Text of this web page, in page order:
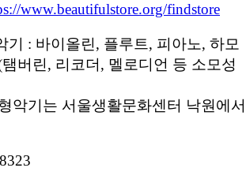
www.beautifulstore.org/findstore
기 : 바이올린, 플루트, 피아노, 하모
탬버린, 리코더 , 멜로디언 등 소모성
악기는 서울생활문화센터 낙원에서